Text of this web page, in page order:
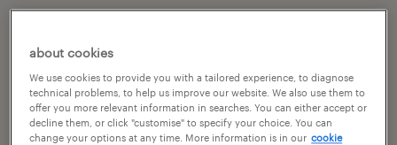
временная работа
pełen etat
about cookies
We use cookies to provide you with a tailored experience, to diagnose
technical problems, to help us improve our website. We also use them to
offer you more relevant information in searches. You can either accept or
decline them, or click "customise" to specify your choice. You can
change your options at any time. More information is in our cookie